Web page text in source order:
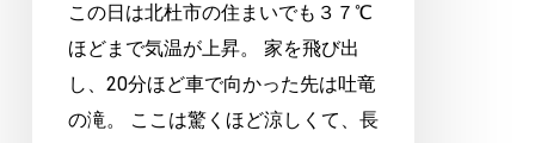
この日は北杜市の住まいでも３７℃
ほどまで気温が上昇。 家を飛び出
し、20分ほど車で向かった先は吐竜
の滝。 ここは驚くほど涼しくて、長